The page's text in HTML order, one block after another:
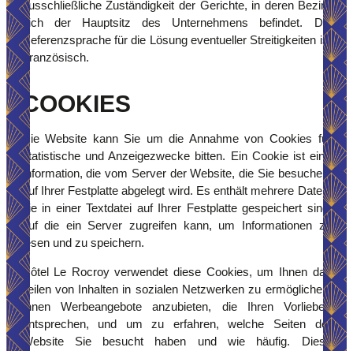
ausschließliche Zuständigkeit der Gerichte, in deren Bezirk
sich der Hauptsitz des Unternehmens befindet. Die
Referenzsprache für die Lösung eventueller Streitigkeiten ist
Französisch.
COOKIES
Die Website kann Sie um die Annahme von Cookies für
statistische und Anzeigezwecke bitten. Ein Cookie ist eine
Information, die vom Server der Website, die Sie besuchen,
auf Ihrer Festplatte abgelegt wird. Es enthält mehrere Daten,
die in einer Textdatei auf Ihrer Festplatte gespeichert sind,
auf die ein Server zugreifen kann, um Informationen zu
lesen und zu speichern.
Hôtel Le Rocroy verwendet diese Cookies, um Ihnen das
Teilen von Inhalten in sozialen Netzwerken zu ermöglichen,
Ihnen Werbeangebote anzubieten, die Ihren Vorlieben
entsprechen, und um zu erfahren, welche Seiten der
Website Sie besucht haben und wie häufig. Diese